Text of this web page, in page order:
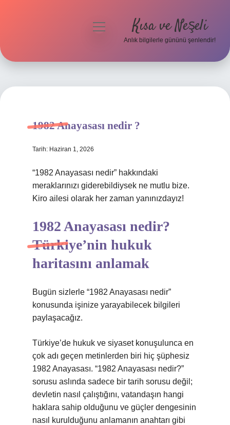
Hakkımızda
menüyü
Kısa ve Neşeli
Anlık bilgilerle gününü şenlendir!
1982 Anayasası nedir ?
Tarih: Haziran 1, 2026
“1982 Anayasası nedir” hakkındaki
meraklarınızı giderebildiysek ne mutlu bize.
Kiro ailesi olarak her zaman yanınızdayız!
1982 Anayasası nedir?
Türkiye’nin hukuk
haritasını anlamak
Bugün sizlerle “1982 Anayasası nedir”
konusunda işinize yarayabilecek bilgileri
paylaşacağız.
Türkiye’de hukuk ve siyaset konuşulunca en
çok adı geçen metinlerden biri hiç şüphesiz
1982 Anayasası. “1982 Anayasası nedir?”
sorusu aslında sadece bir tarih sorusu değil;
devletin nasıl çalıştığını, vatandaşın hangi
haklara sahip olduğunu ve güçler dengesinin
nasıl kurulduğunu anlamanın anahtarı gibi